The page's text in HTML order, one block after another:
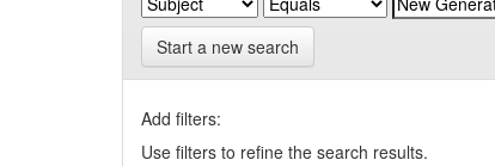
Start a new search
Add filters:
Use filters to refine the search results.